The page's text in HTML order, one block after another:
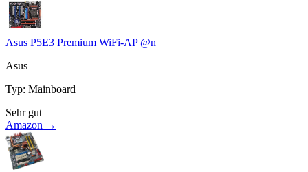
Asus P5E3 Premium WiFi-AP @n
Asus
Typ: Mainboard
Sehr gut
Amazon →